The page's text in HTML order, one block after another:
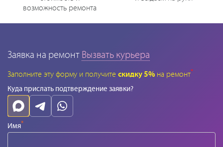
возможность ремонта
Заявка на ремонт Вызвать курьера
Заполните эту форму и получите скидку 5% на ремонт*
Куда прислать подтверждение заявки?
Имя*